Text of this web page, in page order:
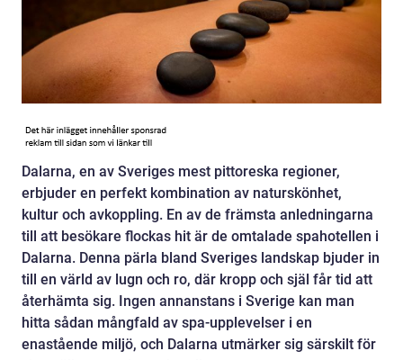
Dalarna, en av Sveriges mest pittoreska regioner,
erbjuder en perfekt kombination av naturskönhet,
kultur och avkoppling. En av de främsta anledningarna
till att besökare flockas hit är de omtalade spahotellen i
Dalarna. Denna pärla bland Sveriges landskap bjuder in
till en värld av lugn och ro, där kropp och själ får tid att
återhämta sig. Ingen annanstans i Sverige kan man
hitta sådan mångfald av spa-upplevelser i en
enastående miljö, och Dalarna utmärker sig särskilt för